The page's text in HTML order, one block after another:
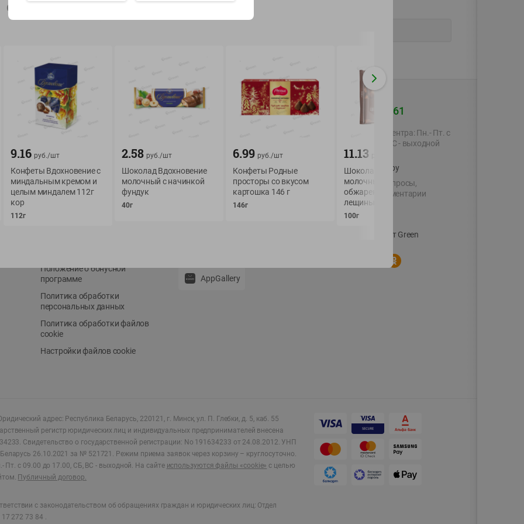
О сервисе
Возврат товара
Оформление заказа
Положение о бонусной
программе
Политика обработки
персональных данных
Политика обработки файлов
cookie
Настройки файлов cookie
Мой Green
Обратная связь
Приложение Green c
доставкой и бонусной картой
AppGallery
+375 44 560-60-61
Время работы Call-центра: Пн.- Пт. с
09.00 до 17.00, СБ, ВС - выходной
shop@green-market.by
Пишите нам свои вопросы,
предложения и комментарии
Вакансии👋
Корпоративный сайт Green
адрес: Республика Беларусь, 220121, г. Минск, ул. П. Глебки, д. 5, каб. 55
регистр юридических лиц и индивидуальных предпринимателей внесена
Свидетельство о государственной регистрации: No 191634233 от 24.08.2012. УНП
26.10.2021 за № 521721. Режим приема заявок через корзину – круглосуточно.
Пт. с 09.00 до 17.00, СБ, ВС - выходной. На сайте используются файлы «cookie» с целью
Публичный договор.
с законодательством об обращениях граждан и юридических лиц: Отдел
272 73 84 .
Описание товара
9.16 руб./шт
Конфеты Вдохновение с
миндальным кремом и
целым миндалем 112г
кор
112г
2.58 руб./шт
Шоколад Вдохновение
молочный с начинкой
фундук
40г
6.99 руб./шт
Конфеты Родные
просторы со вкусом
картошка 146 г
146г
11.13
Шоколад Риттер Спорт
молочный с цельным
обжаренным орехом
лещины (Extra Nut)
100г